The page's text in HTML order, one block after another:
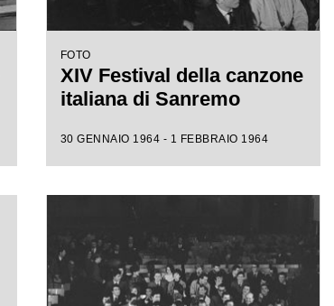
FOTO
XIV Festival della canzone
italiana di Sanremo
30 GENNAIO 1964 - 1 FEBBRAIO 1964